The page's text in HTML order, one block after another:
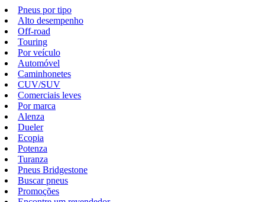
Pneus por tipo
Alto desempenho
Off-road
Touring
Por veículo
Automóvel
Caminhonetes
CUV/SUV
Comerciais leves
Por marca
Alenza
Dueler
Ecopia
Potenza
Turanza
Pneus Bridgestone
Buscar pneus
Promoções